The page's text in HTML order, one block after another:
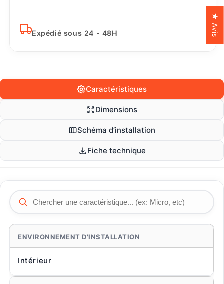
Expédié sous 24 - 48H
Caractéristiques
Dimensions
Schéma d’installation
Fiche technique
ENVIRONNEMENT D'INSTALLATION
Intérieur
★ Avis